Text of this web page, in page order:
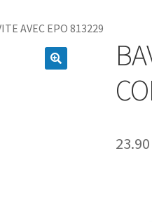
AVEC EPO 813229
23.90